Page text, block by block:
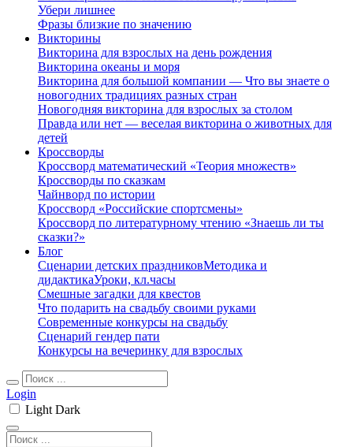
Убери лишнее
Фразы близкие по значению
Викторины
Викторина для взрослых на день рождения
Викторина океаны и моря
Викторина для большой компании — Что вы знаете о
новогодних традициях разных стран
Новогодняя викторина для взрослых за столом
Правда или нет — веселая викторина о животных для
детей
Кроссворды
Кроссворд математический «Теория множеств»
Кроссворды по сказкам
Чайнворд по истории
Кроссворд «Российские спортсмены»
Кроссворд по литературному чтению «Знаешь ли ты
сказки?»
Блог
Сценарии детских праздниковМетодика и
дидактикаУроки, кл.часы
Смешные загадки для квестов
Что подарить на свадьбу своими руками
Современные конкурсы на свадьбу
Сценарий гендер пати
Конкурсы на вечеринку для взрослых
Login
Light Dark